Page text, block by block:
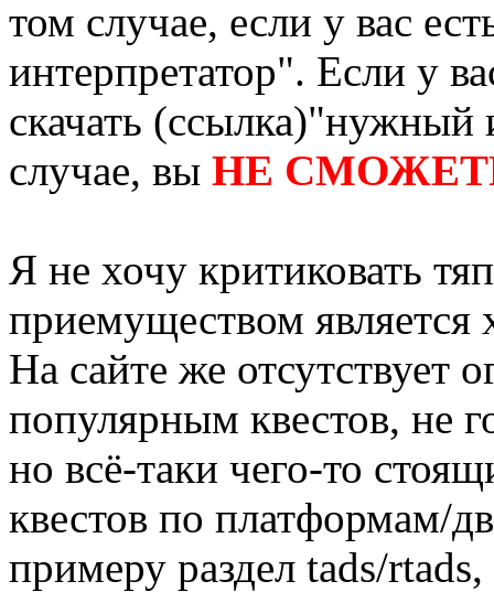
том случае, если у вас
интерпретатор". Если у
скачать
случае, вы НЕ
Я не хочу критиковать
приемуществом
На сайте же отсутствует
популярным квестов, не
но всё-таки чего-то
квестов по платформам/
примеру раздел tads/